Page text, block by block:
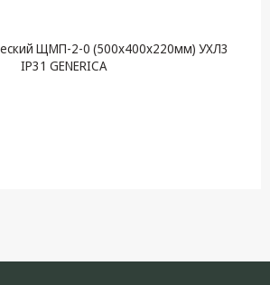
ЩМП-2-0 (500х400х220мм) УХЛ3
IP31 GENERICA